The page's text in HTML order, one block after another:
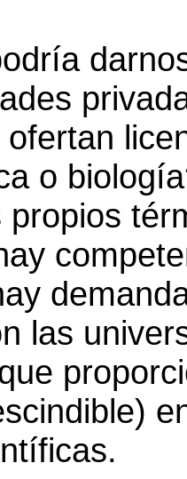
o
propios
las